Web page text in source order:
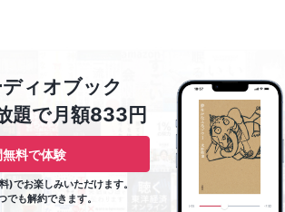
ィオブック
題で月額833円
料で体験
でお楽しみいただけます。
でも解約できます。